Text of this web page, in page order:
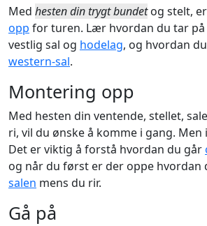
Med hesten din trygt bundetog stelt,
opp for turen. Lær hvordan du tar på
vestlig sal og hodelag, og hvordan
western-sal.
Montering opp
Med hesten din ventende, stellet,
ri, vil du ønske å komme i gang.
Det er viktig å forstå hvordan du går
og når du først er der oppe hvordan
salen mens du rir.
Gå på